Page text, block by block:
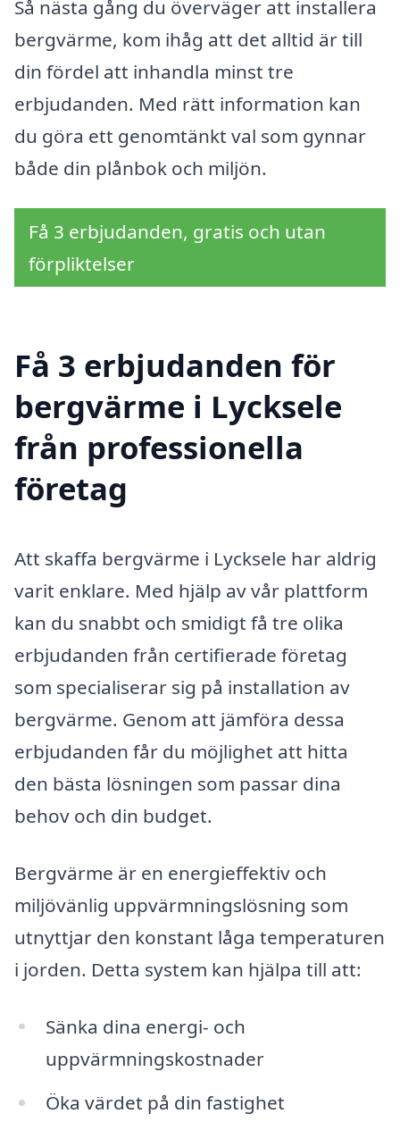
Så nästa gång du överväger att installera
bergvärme, kom ihåg att det alltid är till
din fördel att inhandla minst tre
erbjudanden. Med rätt information kan
du göra ett genomtänkt val som gynnar
både din plånbok och miljön.
Få 3 erbjudanden, gratis och utan
förpliktelser
Få 3 erbjudanden för
bergvärme i Lycksele
från professionella
företag
Att skaffa bergvärme i Lycksele har aldrig
varit enklare. Med hjälp av vår plattform
kan du snabbt och smidigt få tre olika
erbjudanden från certifierade företag
som specialiserar sig på installation av
bergvärme. Genom att jämföra dessa
erbjudanden får du möjlighet att hitta
den bästa lösningen som passar dina
behov och din budget.
Bergvärme är en energieffektiv och
miljövänlig uppvärmningslösning som
utnyttjar den konstant låga temperaturen
i jorden. Detta system kan hjälpa till att:
Sänka dina energi- och
uppvärmningskostnader
Öka värdet på din fastighet